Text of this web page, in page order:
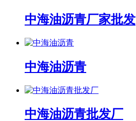
中海油沥青厂家批发
中海油沥青
中海油沥青批发厂